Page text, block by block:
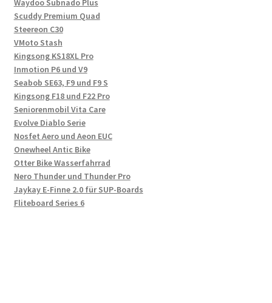
Waydoo Subnado Plus
Scuddy Premium Quad
Steereon C30
VMoto Stash
Kingsong KS18XL Pro
Inmotion P6 und V9
Seabob SE63, F9 und F9 S
Kingsong F18 und F22 Pro
Seniorenmobil Vita Care
Evolve Diablo Serie
Nosfet Aero und Aeon EUC
Onewheel Antic Bike
Otter Bike Wasserfahrrad
Nero Thunder und Thunder Pro
Jaykay E-Finne 2.0 für SUP-Boards
Fliteboard Series 6